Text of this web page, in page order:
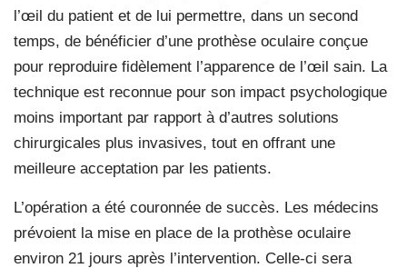
l’œil du patient et de lui permettre, dans un second
temps, de bénéficier d’une prothèse oculaire conçue
pour reproduire fidèlement l’apparence de l’œil sain. La
technique est reconnue pour son impact psychologique
moins important par rapport à d’autres solutions
chirurgicales plus invasives, tout en offrant une
meilleure acceptation par les patients.
L’opération a été couronnée de succès. Les médecins
prévoient la mise en place de la prothèse oculaire
environ 21 jours après l’intervention. Celle-ci sera